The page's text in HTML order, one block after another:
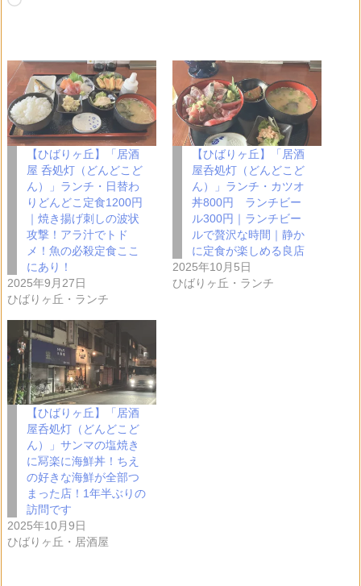
み
中…
【ひばりヶ丘】「居酒
屋 呑処灯（どんどこど
ん）」ランチ・日替わ
りどんどこ定食1200円
｜焼き揚げ刺しの波状
攻撃！アラ汁でトド
メ！魚の必殺定食ここ
にあり！
2025年9月27日
ひばりヶ丘・ランチ
【ひばりヶ丘】「居酒
屋呑処灯（どんどこど
ん）」ランチ・カツオ
丼800円 ランチビー
ル300円｜ランチビー
ルで贅沢な時間｜静か
に定食が楽しめる良店
2025年10月5日
ひばりヶ丘・ランチ
【ひばりヶ丘】「居酒
屋呑処灯（どんどこど
ん）」サンマの塩焼き
に冩楽に海鮮丼！ちえ
の好きな海鮮が全部つ
まった店！1年半ぶりの
訪問です
2025年10月9日
ひばりヶ丘・居酒屋